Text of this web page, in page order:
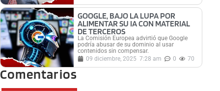
GOOGLE, BAJO LA LUPA POR
ALIMENTAR SU IA CON MATERIAL
DE TERCEROS
La Comisión Europea advirtió que Google
podría abusar de su dominio al usar
contenidos sin compensar.
09 diciembre, 2025 7:28 am 0 70
Comentarios